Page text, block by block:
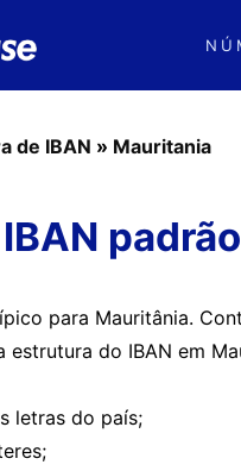
de IBAN » Mauritania
para Mauritânia.
do IBAN em
letras do país;